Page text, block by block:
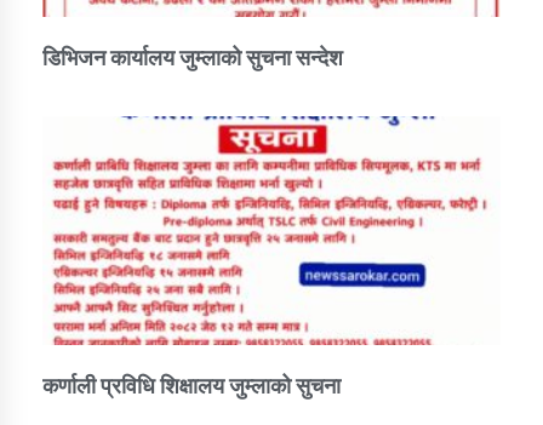
डिभिजन कार्यालय जुम्लाको सुचना सन्देश
कर्णाली प्रविधि शिक्षालय जुम्लाको सुचना